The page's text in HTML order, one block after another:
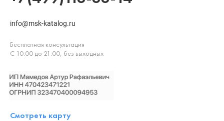
info@msk-katalog.ru
Бесплатная консультация
С 10:00 до 21:00, без выходных
Смотреть карту